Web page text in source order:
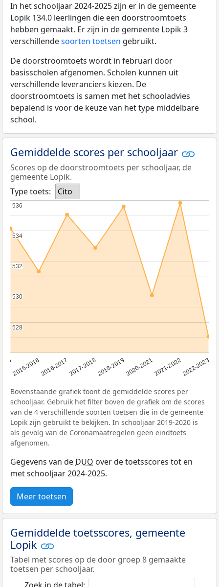
In het schooljaar 2024-2025 zijn er in de gemeente
Lopik 134.0 leerlingen die een doorstroomtoets
hebben gemaakt. Er zijn in de gemeente Lopik 3
verschillendesoorten toetsen gebruikt.
De doorstroomtoets wordt in februari door
basisscholen afgenomen. Scholen kunnen uit
verschillende leveranciers kiezen. De
doorstroomtoets is samen met het schooladvies
bepalend is voor de keuze van het type middelbare
school.
Gemiddelde scores per schooljaar
Scores op de doorstroomtoets per schooljaar, de
gemeente Lopik.
Type toets:
Cito
2015-20162016-20172017-20182018-20192020-20212021-20222022-2023
528
528
530
530
532
532
534
534
536
536
Bovenstaande grafiek toont de gemiddelde scores per
schooljaar. Gebruik het filter boven de grafiek om de scores
van de 4 verschillende soorten toetsen die in de gemeente
Lopik zijn gebruikt te bekijken. In schooljaar 2019-2020 is
als gevolg van de Coronamaatregelen geen eindtoets
afgenomen.
Gegevens van de DUO over de toetsscores tot en
met schooljaar 2024-2025.
Meer toetsen
Gemiddelde toetsscores, gemeente
Lopik
Tabel met scores op de door groep 8 gemaakte
toetsen per schooljaar.